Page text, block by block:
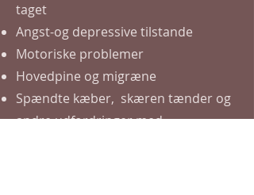
taget
Angst-og depressive tilstande
Motoriske problemer
Hovedpine og migræne
Spændte kæber, skæren tænder og
andre udfordringer med